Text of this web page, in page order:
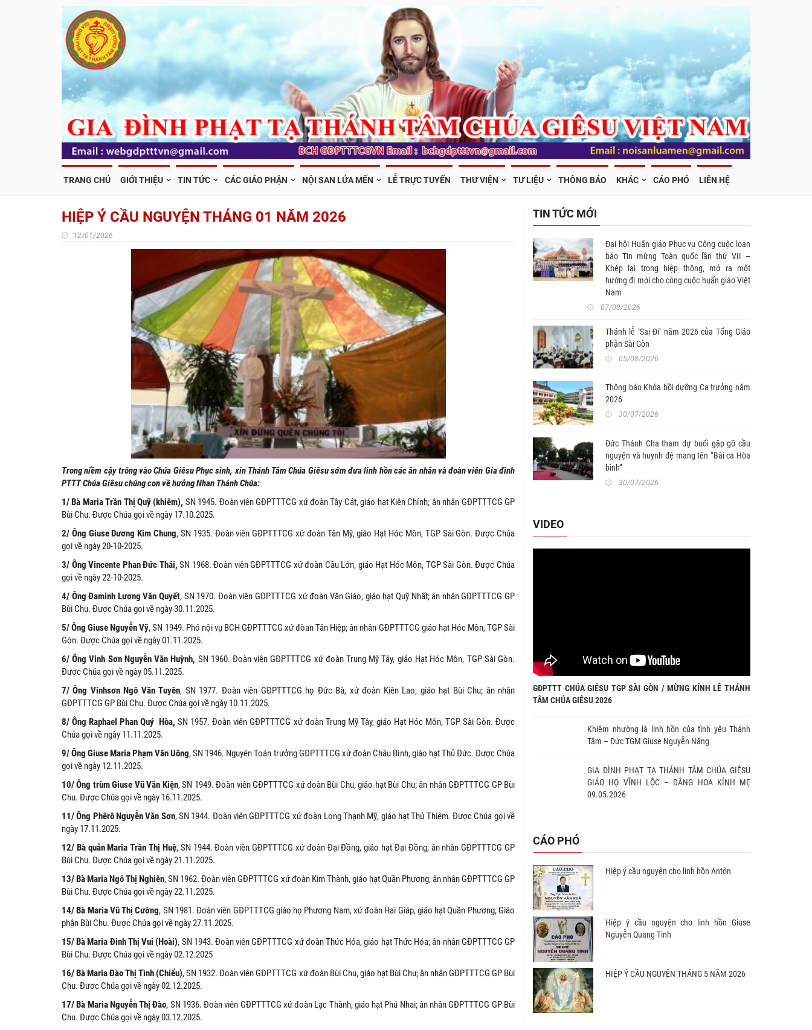
TRANG CHỦ GIỚI THIỆU TIN TỨC CÁC GIÁO PHẬN NỘI SAN LỬA MẾN LỄ TRỰC TUYẾN THƯ VIỆN TƯ LIỆU THÔNG BÁO KHÁC CÁO PHÓ LIÊN HỆ
HIỆP Ý CẦU NGUYỆN THÁNG 01 NĂM 2026
12/01/2026
Trong niềm cậy trông vào Chúa Giêsu Phục sinh, xin Thánh Tâm Chúa Giêsu sớm đưa linh hồn các ân nhân và đoàn viên Gia đình
PTTT Chúa Giêsu chúng con về hưởng Nhan Thánh Chúa:
1/ Bà Maria Trần Thị Quỹ (khiêm), SN 1945. Đoàn viên GĐPTTTCG xứ đoàn Tây Cát, giáo hạt Kiên Chính; ân nhân GĐPTTTCG GP
Bùi Chu. Được Chúa gọi về ngày 17.10.2025.
2/ Ông Giuse Dương Kim Chung, SN 1935. Đoàn viên GĐPTTTCG xứ đoàn Tân Mỹ, giáo Hạt Hóc Môn, TGP Sài Gòn. Được Chúa
gọi về ngày 20-10-2025.
3/ Ông Vincente Phan Đức Thái,SN 1968. Đoàn viên GĐPTTTCG xứ đoàn Cầu Lớn, giáo Hạt Hóc Môn, TGP Sài Gòn. Được Chúa
gọi về ngày 22-10-2025.
4/ Ông Đaminh Lương Văn Quyết, SN 1970. Đoàn viên GĐPTTTCG xứ đoàn Văn Giáo, giáo hạt Quỹ Nhất; ân nhân GĐPTTTCG GP
Bùi Chu. Được Chúa gọi về ngày 30.11.2025.
5/ Ông Giuse Nguyễn Vỹ, SN 1949. Phó nội vụ BCH GĐPTTTCG xứ đòan Tân Hiệp; ân nhân GĐPTTTCG giáo hạt Hóc Môn, TGP Sài
Gòn. Được Chúa gọi về ngày 01.11.2025.
6/ Ông Vinh Sơn Nguyễn Văn Huỳnh, SN 1960. Đoàn viên GĐPTTTCG xứ đoàn Trung Mỹ Tây, giáo Hạt Hóc Môn, TGP Sài Gòn.
Được Chúa gọi về ngày 05.11.2025.
7/ Ông Vinhsơn Ngô Văn Tuyên, SN 1977. Đoàn viên GĐPTTTCG họ Đức Bà, xứ đoàn Kiên Lao, giáo hạt Bùi Chu; ân nhân
GĐPTTTCG GP Bùi Chu. Được Chúa gọi về ngày 10.11.2025.
8/ Ông Raphael Phan Quý Hòa,SN 1957. Đoàn viên GĐPTTTCG xứ đoàn Trung Mỹ Tây, giáo Hạt Hóc Môn, TGP Sài Gòn. Được
Chúa gọi về ngày 11.11.2025.
9/ Ông Giuse Maria Phạm Văn Uông, SN 1946. Nguyên Toán trưởng GĐPTTTCG xứ đoàn Châu Bình, giáo hạt Thủ Đức. Được Chúa
gọi về ngày 12.11.2025.
10/ Ông trùm Giuse Vũ Văn Kiện, SN 1949. Đoàn viên GĐPTTTCG xứ đoàn Bùi Chu, giáo hạt Bùi Chu; ân nhân GĐPTTTCG GP Bùi
Chu. Được Chúa gọi về ngày 16.11.2025.
11/ Ông Phêrô Nguyễn Văn Sơn, SN 1944. Đoàn viên GĐPTTTCG xứ đoàn Long Thạnh Mỹ, giáo hạt Thủ Thiêm. Được Chúa gọi về
ngày 17.11.2025.
12/ Bà quản Maria Trần Thị Huệ, SN 1944. Đoàn viên GĐPTTTCG xứ đoàn Đại Đồng, giáo hạt Đại Đồng; ân nhân GĐPTTTCG GP
Bùi Chu. Được Chúa gọi về ngày 21.11.2025.
13/ Bà Maria Ngô Thị Nghiên, SN 1962. Đoàn viên GĐPTTTCG xứ đoàn Kim Thành, giáo hạt Quần Phương; ân nhân GĐPTTTCG GP
Bùi Chu. Được Chúa gọi về ngày 22.11.2025.
14/ Bà Maria Vũ Thị Cường, SN 1981. Đoàn viên GĐPTTTCG giáo họ Phương Nam, xứ đoàn Hai Giáp, giáo hạt Quần Phương, Giáo
phận Bùi Chu. Được Chúa gọi về ngày 27.11.2025.
15/ Bà Maria Đinh Thị Vui (Hoài), SN 1943. Đoàn viên GĐPTTTCG xứ đoàn Thức Hóa, giáo hạt Thức Hóa; ân nhân GĐPTTTCG GP
Bùi Chu. Được Chúa gọi về ngày 02.12.2025
16/ Bà Maria Đào Thị Tình (Chiểu), SN 1932. Đoàn viên GĐPTTTCG xứ đoàn Bùi Chu, giáo hạt Bùi Chu; ân nhân GĐPTTTCG GP Bùi
Chu. Được Chúa gọi về ngày 02.12.2025.
17/ Bà Maria Nguyễn Thị Đào, SN 1936. Đoàn viên GĐPTTTCG xứ đoàn Lạc Thành, giáo hạt Phú Nhai; ân nhân GĐPTTTCG GP Bùi
Chu. Được Chúa gọi về ngày 03.12.2025.
TIN TỨC MỚI
Đại hội Huấn giáo Phục vụ Công cuộc loan
báo Tin mừng Toàn quốc lần thứ VII –
Khép lại trong hiệp thông, mở ra một
hướng đi mới cho công cuộc huấn giáo Việt
Nam
07/08/2026
Thánh lễ ‘Sai Đi’ năm 2026 của Tổng Giáo
phận Sài Gòn
05/08/2026
Thông báo Khóa bồi dưỡng Ca trưởng năm
2026
30/07/2026
Đức Thánh Cha tham dự buổi gặp gỡ cầu
nguyện và huynh đệ mang tên “Bài ca Hòa
bình”
30/07/2026
VIDEO
GĐPTTT CHÚA GIÊSU TGP SÀI GÒN / MỪNG KÍNH LỄ THÁNH
TÂM CHÚA GIÊSU 2026
Khiêm nhường là linh hồn của tình yêu Thánh
Tâm – Đức TGM Giuse Nguyễn Năng
GIA ĐÌNH PHẠT TẠ THÁNH TÂM CHÚA GIÊSU
GIÁO HỌ VĨNH LỘC – DÂNG HOA KÍNH MẸ
09.05.2026
CÁO PHÓ
Hiệp ý cầu nguyện cho linh hồn Antôn
Hiệp ý cầu nguyện cho linh hồn Giuse
Nguyễn Quang Tinh
HIỆP Ý CẦU NGUYỆN THÁNG 5 NĂM 2026